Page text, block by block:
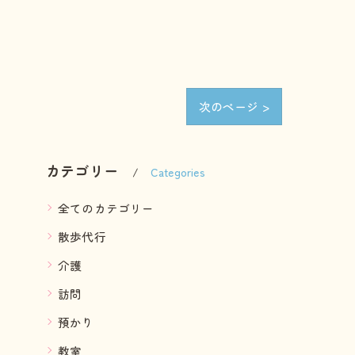
次のページ >
カテゴリー Categories
全てのカテゴリー
散歩代行
介護
訪問
預かり
教室